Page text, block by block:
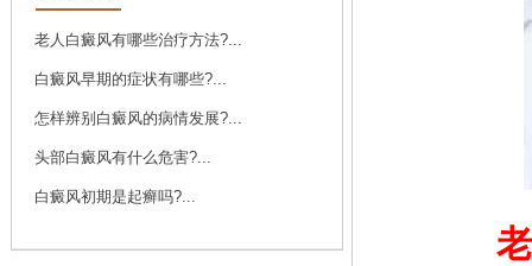
老人白癜风有哪些治疗方法?...
白癜风早期的症状有哪些?...
怎样辨别白癜风的病情发展?...
头部白癜风有什么危害?...
白癜风初期是起癣吗?...
老